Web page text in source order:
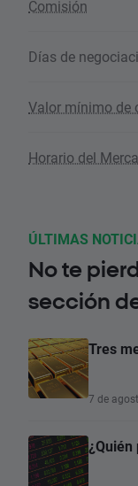
Comisión
Días de
Valor mínimo de
Horario del
ÚLTIMAS
No te
sección
Tres
7 de